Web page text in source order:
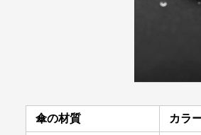
傘の材質 カラ